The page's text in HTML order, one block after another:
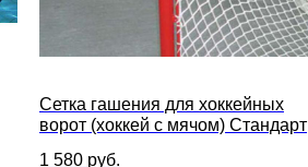
Сетка гашения для хоккейных
ворот (хоккей с мячом) Стандарт
1 580 руб.